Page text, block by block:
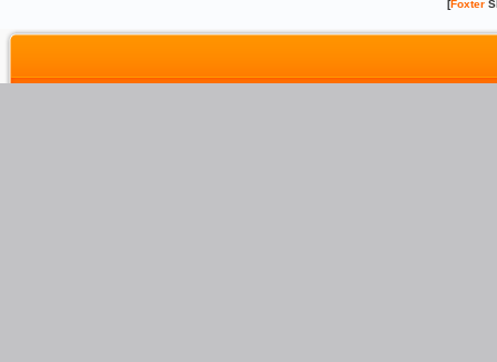
[Foxter